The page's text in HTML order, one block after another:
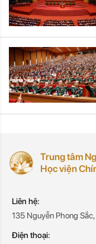
Trung tâm
Học viện
Liên hệ:
135 Nguyễn Phong
Điện thoại: